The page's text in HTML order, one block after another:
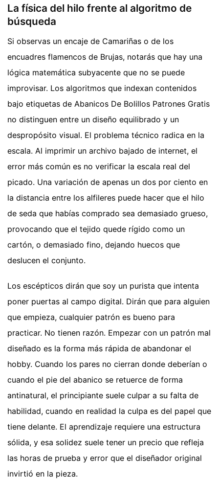
La física del hilo frente al algoritmo de
búsqueda
Si observas un encaje de Camariñas o de los
encuadres flamencos de Brujas, notarás que hay una
lógica matemática subyacente que no se puede
improvisar. Los algoritmos que indexan contenidos
bajo etiquetas de Abanicos De Bolillos Patrones Gratis
no distinguen entre un diseño equilibrado y un
despropósito visual. El problema técnico radica en la
escala. Al imprimir un archivo bajado de internet, el
error más común es no verificar la escala real del
picado. Una variación de apenas un dos por ciento en
la distancia entre los alfileres puede hacer que el hilo
de seda que habías comprado sea demasiado grueso,
provocando que el tejido quede rígido como un
cartón, o demasiado fino, dejando huecos que
deslucen el conjunto.
Los escépticos dirán que soy un purista que intenta
poner puertas al campo digital. Dirán que para alguien
que empieza, cualquier patrón es bueno para
practicar. No tienen razón. Empezar con un patrón mal
diseñado es la forma más rápida de abandonar el
hobby. Cuando los pares no cierran donde deberían o
cuando el pie del abanico se retuerce de forma
antinatural, el principiante suele culpar a su falta de
habilidad, cuando en realidad la culpa es del papel que
tiene delante. El aprendizaje requiere una estructura
sólida, y esa solidez suele tener un precio que refleja
las horas de prueba y error que el diseñador original
invirtió en la pieza.